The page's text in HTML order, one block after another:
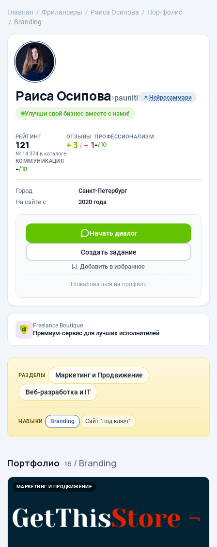
Главная Фрилансеры Раиса Осипова
Портфолио
Branding
Раиса Осипова›pauniti Нейросаммари
Улучши свой бизнес вместе с нами!
РЕЙТИНГ
121
№ 14 374 в каталоге
ОТЗЫВЫ
3 / 1
ПРОФЕССИОНАЛИЗМ
-/10
КОММУНИКАЦИЯ
-/10
Город
Санкт-Петербург
На сайте с
2020 года
Начать диалог
Создать задание
Добавить в избранное
Пожаловаться на профиль
Freelance.Boutique
Премиум-сервис для лучших исполнителей
РАЗДЕЛЫ Маркетинг и Продвижение
Веб-разработка и IT
НАВЫКИ Branding Сайт "под ключ"
Портфолио · 16 / Branding
МАРКЕТИНГ И ПРОДВИЖЕНИЕ